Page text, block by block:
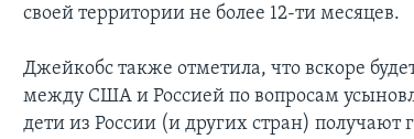
своей территории не более 12-ти месяцев.
Джейкобс также отметила, что вскоре
между США и Россией по вопросам
дети из России (и других стран)